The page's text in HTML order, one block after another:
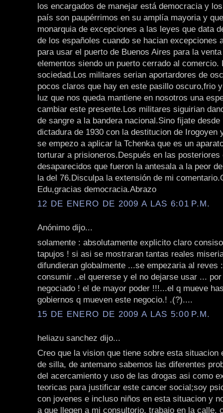
los encargados de manejar está democracia y
país son paupérrimos en su amplía mayoria y
monarquia de excepciones a las leyes que data
de los españoles cuando se hacian excepciones
para usar el puerto de Buenos Aires para la
elementos siendo un puerto cerrado al comercio.
sociedad.Los militares serian aportardores de
pocos claros que hay en este pasillo oscuro,frio
luz que nos queda mantiene en nosotros una
cambiar este presente.Los militares siguirian
de sangre a la bandera nacional.Sino fijate desde
dictadura de 1930 con la destitucion de Irogoyen
se empezo a aplicar la Tchenka que es un
torturar a prisioneros.Después en las posteriores
desaparecidos que fueron la antesala a la peor
la del 76.Disculpa la extensión de mi
Edu,gracias democracia.Abrazo
12 DE ENERO DE 2009 A LAS 6:01 P.M.
Anónimo dijo...
solamente : absolutamente explicito claro
tapujos ! si asi se mostraran tantas reales
difundieran globalmente ...se empezaria al reves
consumir ..el quererse y el no dejarse usar ...
negociado ! el de mayor poder !!!...el q mueve
gobiernos q mueven este negocio.! .(?)....
15 DE ENERO DE 2009 A LAS 5:00 P.M.
heliazu sanchez dijo...
Creo que la vision que tiene sobre esta situacion
de silla, de antemano sabemos las diferentes
del acercamiento y uso de las drogas asi como
teoricas para justificar este cancer social;soy
con jovenes e incluso niños en esta situacion y
a que llegen a mi consultorio, trabajo en la calle,